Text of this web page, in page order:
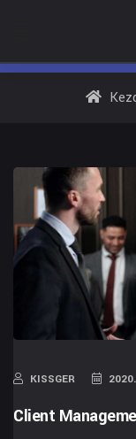
KISSGER
Client